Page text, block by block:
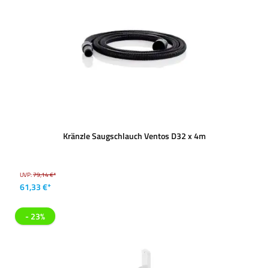
Kränzle Saugschlauch Ventos D32 x 4m
UVP:79,14 €*
61,33 €*
- 23%